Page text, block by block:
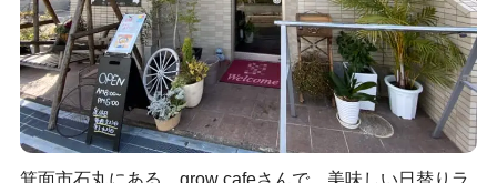
箕面市石丸にある、grow cafeさんで、美味しい日替りラ